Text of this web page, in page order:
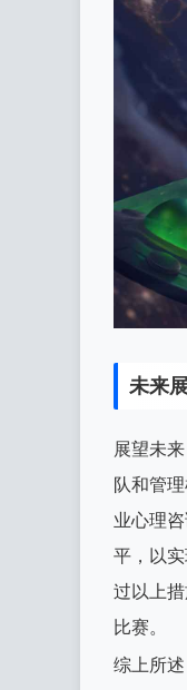
未来
展望未
队和管
业心理
平，以
过以上
比赛。
综上所